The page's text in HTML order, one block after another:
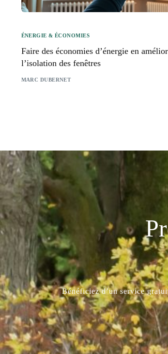
ÉNERGIE & ÉCONOMIES
Faire des économies d’énergie en
l’isolation des fenêtres
MARC DUBERNET
Bénéficiez d’un service